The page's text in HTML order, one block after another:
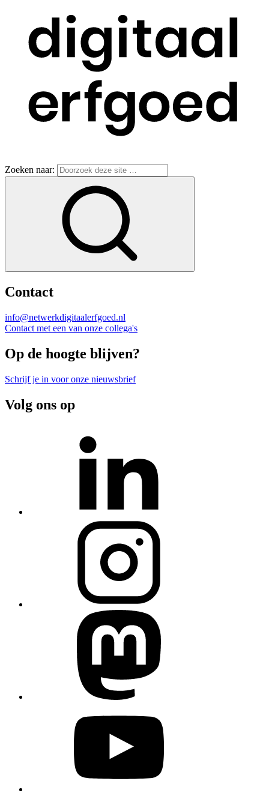
Zoeken naar:
Contact
info@netwerkdigitaalerfgoed.nl
Contact met een van onze collega's
Op de hoogte blijven?
Schrijf je in voor onze nieuwsbrief
Volg ons op